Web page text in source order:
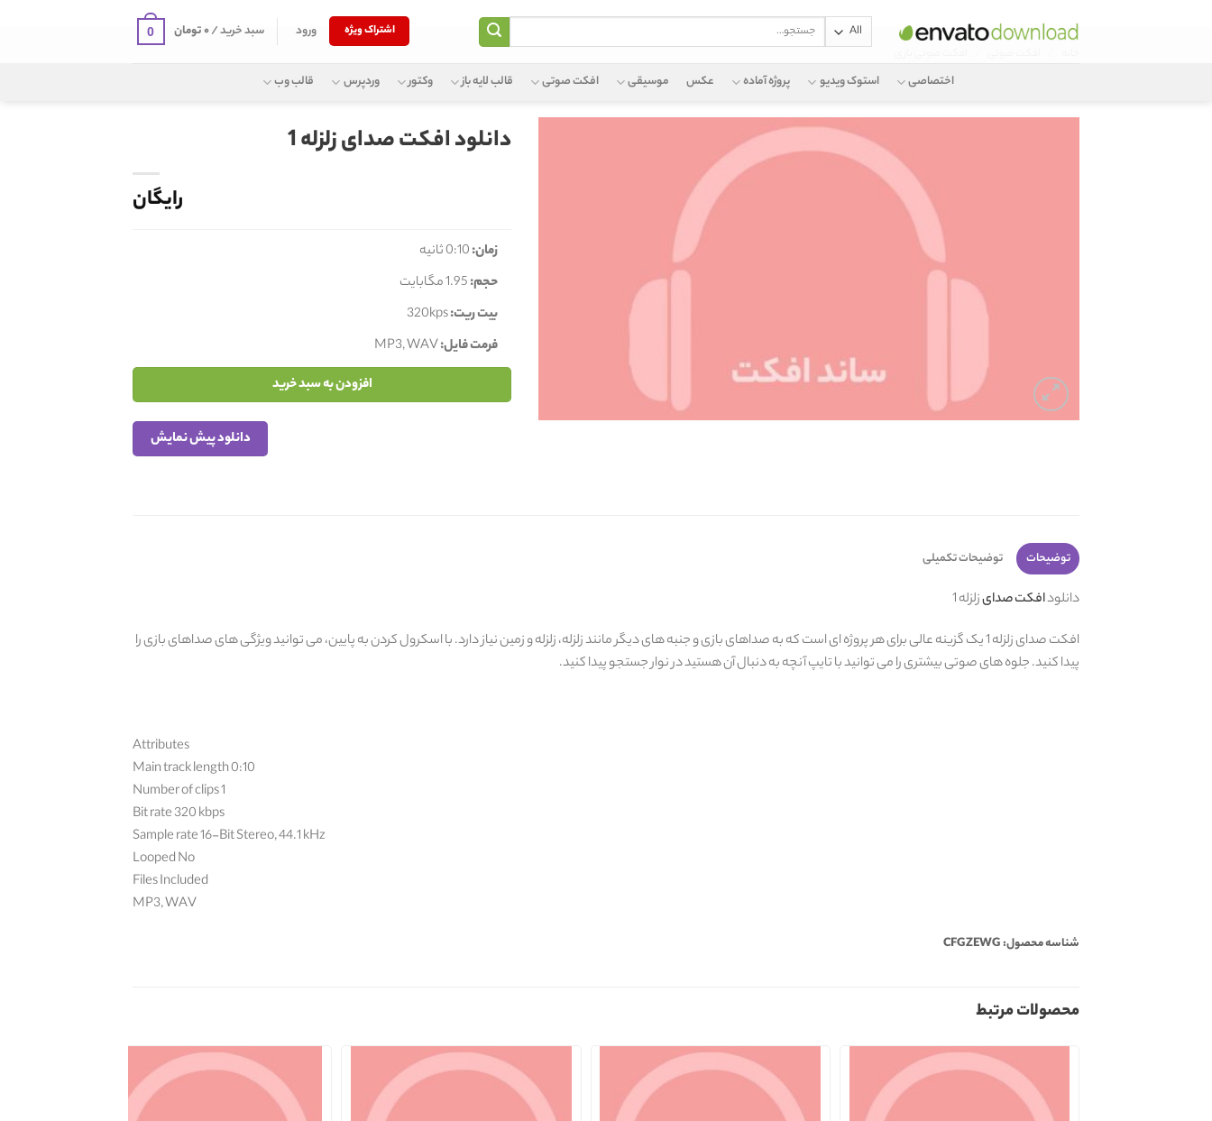
برای:
اشتراک ویژه ورود سبد خرید /۰تومان 0
اختصاصی استوک ویدیو پروژه آماده عکس موسیقی افکت صوتی قالب لایه باز وکتور وردپرس قالب وب
دانلود افکت صدای زلزله 1
رایگان
زمان:0:10 ثانیه
حجم:1.95 مگابایت
بیت ریت:320kps
فرمت فایل:MP3, WAV
افزودن به سبد خرید
دانلود پیش نمایش
توضیحات توضیحات تکمیلی
دانلودافکت صدایزلزله 1
افکت صدای زلزله 1 یک گزینه عالی برای هر پروژه ای است که به صداهای بازی و جنبه های دیگر مانند زلزله، زلزله و زمین نیاز دارد. با اسکرول کردن به پایین، می توانید ویژگی های صداهای بازی را
پیدا کنید. جلوه های صوتی بیشتری را می توانید با تایپ آنچه به دنبال آن هستید در نوار جستجو پیدا کنید.
Attributes
Main track length 0:10
Number of clips 1
Bit rate 320 kbps
Sample rate 16-Bit Stereo, 44.1 kHz
Looped No
Files Included
MP3, WAV
شناسه محصول: CFGZEWG
محصولات مرتبط